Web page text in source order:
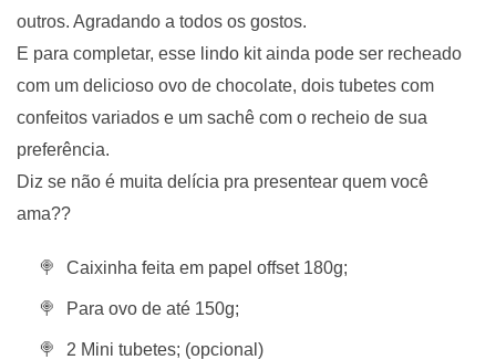
outros. Agradando a todos os gostos.
E para completar, esse lindo kit ainda pode ser recheado
com um delicioso ovo de chocolate, dois tubetes com
confeitos variados e um sachê com o recheio de sua
preferência.
Diz se não é muita delícia pra presentear quem você
ama??
Caixinha feita em papel offset 180g;
Para ovo de até 150g;
2 Mini tubetes; (opcional)